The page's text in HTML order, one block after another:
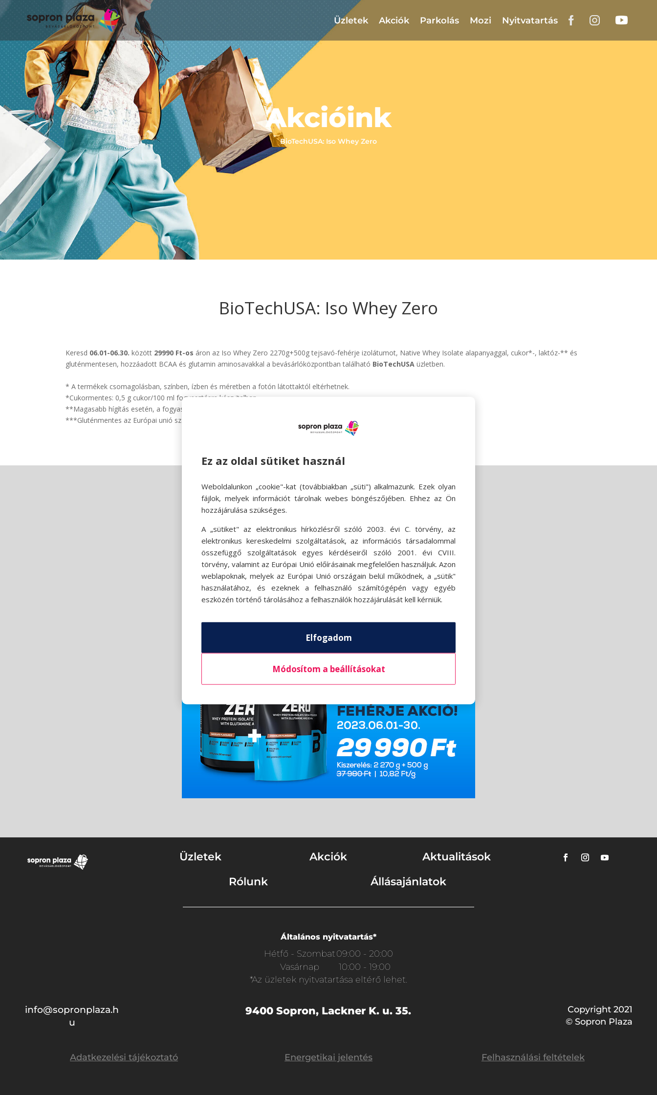
Üzletek Akciók Parkolás Mozi Nyitvatartás
Akcióink
BioTechUSA: Iso Whey Zero
BioTechUSA: Iso Whey Zero
Keresd 06.01-06.30. között 29990 Ft-os áron az Iso Whey Zero 2270g+500g tejsavó-fehérje izolátumot, Native Whey Isolate alapanyaggal, cukor*-, laktóz-** és
gluténmentesen, hozzáadott BCAA és glutamin aminosavakkal a bevásárlóközpontban található BioTechUSA üzletben.
* A termékek csomagolásban, színben, ízben és méretben a fotón látottaktól eltérhetnek.
*Cukormentes: 0,5 g cukor/100 ml fogyasztásra kész italban.
**Magasabb hígítás esetén, a fogyasztásra kész termék laktózmentes.
***Gluténmentes az Európai unió szabályozásának megfelelően.
Üzletek Akciók
Aktualitások
Rólunk
Állásajánlatok
Általános nyitvatartás*
Hétfő - Szombat09:00 - 20:00
Vasárnap
10:00 - 19:00
*Az üzletek nyitvatartása eltérő lehet.
info@sopronplaza.h
u
9400 Sopron, Lackner K. u. 35.
Copyright 2021
© Sopron Plaza
Adatkezelési tájékoztató Energetikai jelentés Felhasználási feltételek
Ez az oldal sütiket használ
Weboldalunkon „cookie"-kat (továbbiakban „süti") alkalmazunk. Ezek olyan
fájlok, melyek információt tárolnak webes böngészőjében. Ehhez az Ön
hozzájárulása szükséges.
A „sütiket" az elektronikus hírközlésről szóló 2003. évi C. törvény, az
elektronikus kereskedelmi szolgáltatások, az információs társadalommal
összefüggő szolgáltatások egyes kérdéseiről szóló 2001. évi CVIII.
törvény, valamint az Európai Unió előírásainak megfelelően használjuk. Azon
weblapoknak, melyek az Európai Unió országain belül működnek, a „sütik"
használatához, és ezeknek a felhasználó számítógépén vagy egyéb
eszközén történő tárolásához a felhasználók hozzájárulását kell kérniük.
Elfogadom
Módosítom a beállításokat